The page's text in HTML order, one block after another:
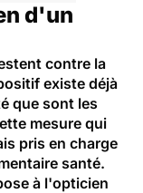
d'un
contre la
existe déjà
que sont les
mesure qui
pris en charge
santé.
à l'opticien